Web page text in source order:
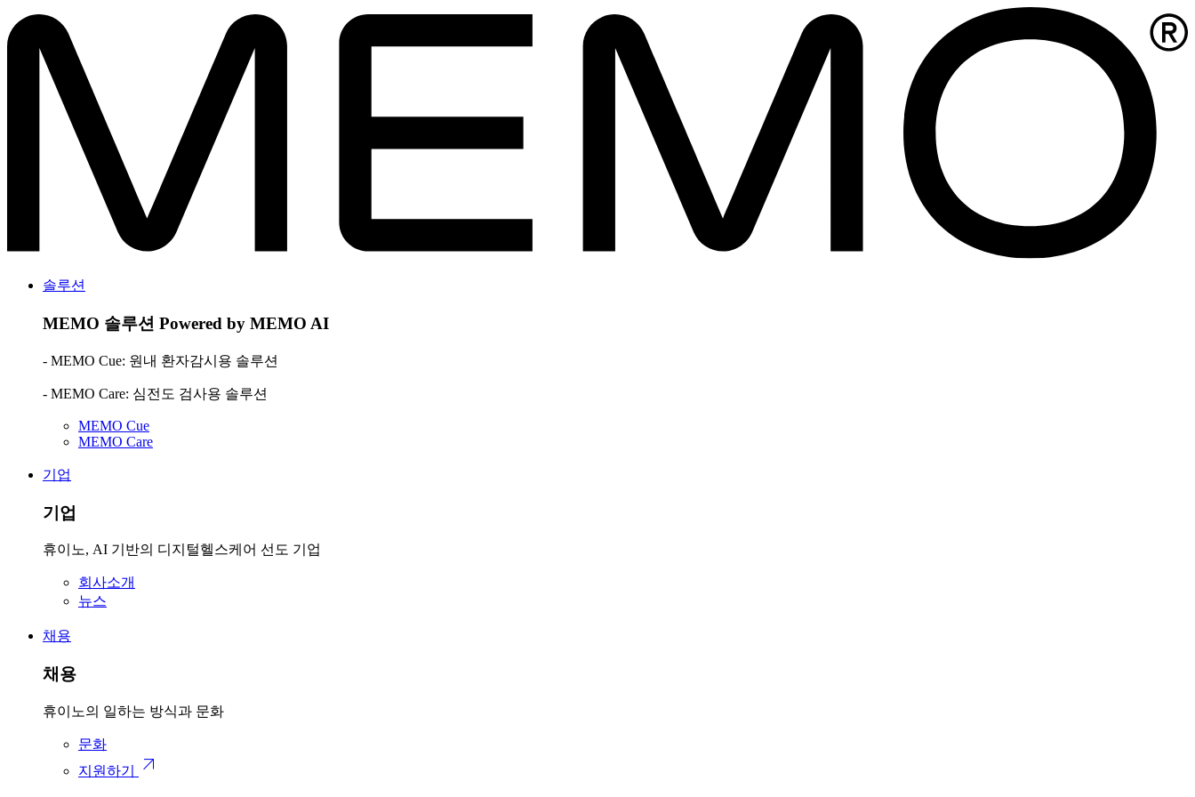
솔루션
MEMO 솔루션 Powered by MEMO AI
- MEMO Cue: 원내 환자감시용 솔루션
- MEMO Care: 심전도 검사용 솔루션
MEMO Cue
MEMO Care
기업
기업
휴이노, AI 기반의 디지털헬스케어 선도 기업
회사소개
뉴스
채용
채용
휴이노의 일하는 방식과 문화
문화
지원하기
arrow_outward